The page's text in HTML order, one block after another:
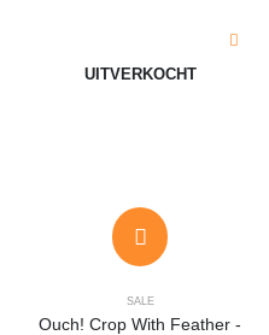
UITVERKOCHT
SALE
Ouch! Crop With Feather -